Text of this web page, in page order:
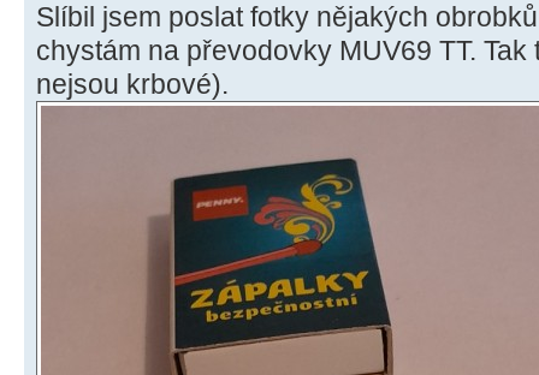
Slíbil jsem poslat fotky nějakých
chystám na převodovky MUV69 TT.
nejsou krbové).